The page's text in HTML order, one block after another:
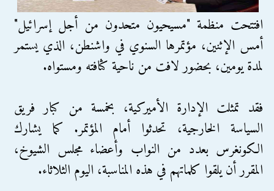
افتتحت منظمة "مسيحيون متحدون من أجل إسرائيل"
أمس الإثنين، مؤتمرها السنوي في واشنطن، الذي يستمر
لمدة يومين، بحضور لافت من ناحية كثافته ومستواه.
فقد تمثلت الإدارة الأميركية، بخمسة من كبار فريق
السياسة الخارجية، تحدثوا أمام المؤتمر. كما يشارك
الكونغرس بعدد من النواب وأعضاء مجلس الشيوخ،
المقرر أن يلقوا كلماتهم في هذه المناسبة، اليوم الثلاثاء.